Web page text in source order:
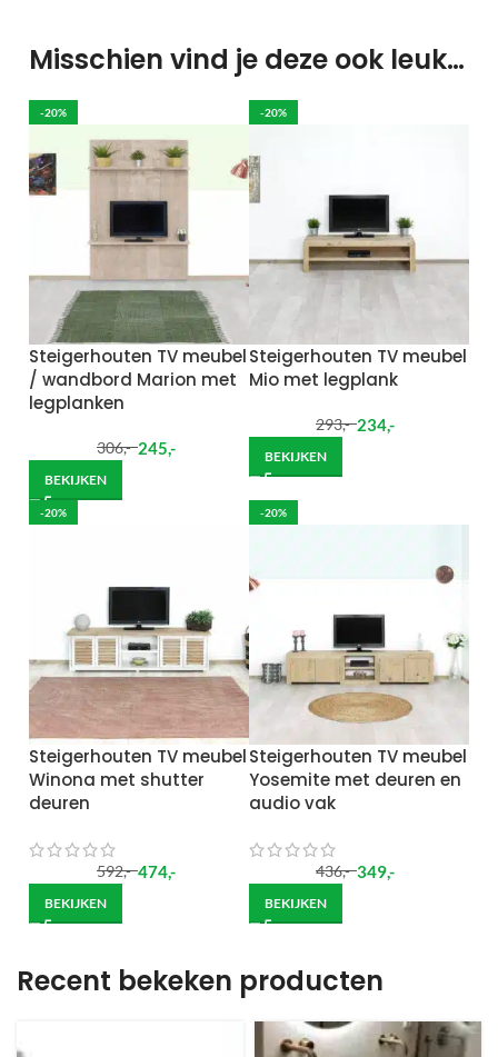
Misschien vind je deze ook leuk…
-20%
Steigerhouten TV meubel
/ wandbord Marion met
legplanken
306,- 245,-
BEKIJKEN
-20%
Steigerhouten TV meubel
Mio met legplank
293,- 234,-
BEKIJKEN
-20%
Steigerhouten TV meubel
Winona met shutter
deuren
592,- 474,-
BEKIJKEN
-20%
Steigerhouten TV meubel
Yosemite met deuren en
audio vak
436,- 349,-
BEKIJKEN
Recent bekeken producten